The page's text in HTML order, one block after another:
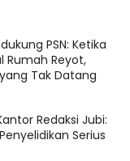
PSN: Ketika
Rumah Reyot,
Tak Datang
Redaksi Jubi:
Serius